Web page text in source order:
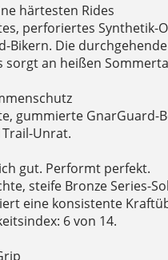
härtesten Rides
perforiertes Synthetik-
Bikern. Die
sorgt an heißen
gummierte GnarGuard-
Unrat.
gut. Performt perfekt.
steife Bronze Series-
eine konsistente
6 von 14.